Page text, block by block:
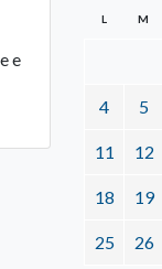
e
L M
4 5
11 12
18 19
25 26